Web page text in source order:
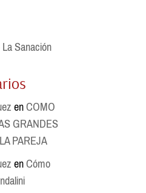
Sanación
enCOMO
GRANDES
PAREJA
enCómo